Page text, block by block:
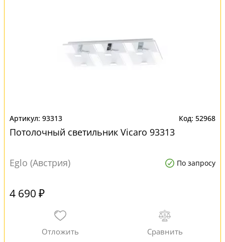
93313 52968
Потолочный светильник Vicaro 93313
Eglo (Австрия) По запросу
4 690 ₽